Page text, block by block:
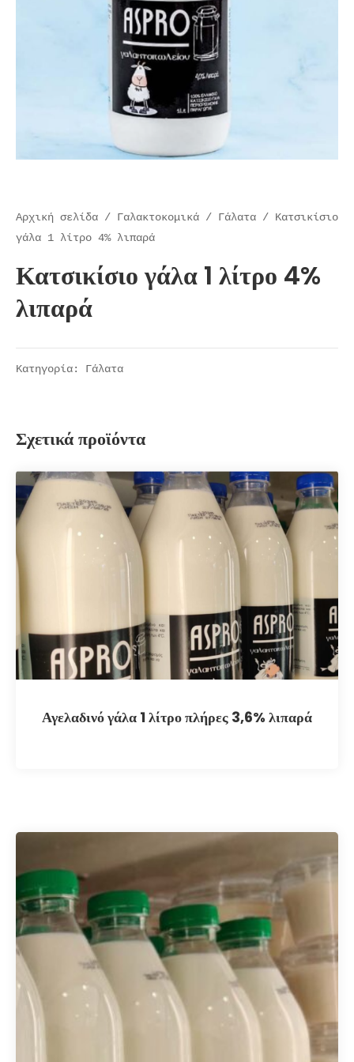
Αρχική σελίδα / Γαλακτοκομικά / Γάλατα / Κατσικίσιο
γάλα 1 λίτρο 4% λιπαρά
Κατσικίσιο γάλα 1 λίτρο 4%
λιπαρά
Κατηγορία: Γάλατα
Σχετικά προϊόντα
Αγελαδινό γάλα 1 λίτρο πλήρες 3,6% λιπαρά